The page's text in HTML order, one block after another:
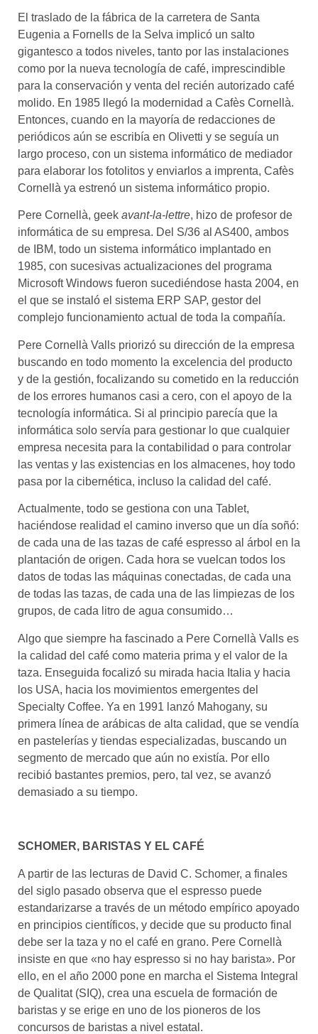
El traslado de la fábrica de la carretera de Santa
Eugenia a Fornells de la Selva implicó un salto
gigantesco a todos niveles, tanto por las instalaciones
como por la nueva tecnología de café, imprescindible
para la conservación y venta del recién autorizado café
molido. En 1985 llegó la modernidad a Cafès Cornellà.
Entonces, cuando en la mayoría de redacciones de
periódicos aún se escribía en Olivetti y se seguía un
largo proceso, con un sistema informático de mediador
para elaborar los fotolitos y enviarlos a imprenta, Cafès
Cornellà ya estrenó un sistema informático propio.
Pere Cornellà, geek avant-la-lettre, hizo de profesor de
informática de su empresa. Del S/36 al AS400, ambos
de IBM, todo un sistema informático implantado en
1985, con sucesivas actualizaciones del programa
Microsoft Windows fueron sucediéndose hasta 2004, en
el que se instaló el sistema ERP SAP, gestor del
complejo funcionamiento actual de toda la compañía.
Pere Cornellà Valls priorizó su dirección de la empresa
buscando en todo momento la excelencia del producto
y de la gestión, focalizando su cometido en la reducción
de los errores humanos casi a cero, con el apoyo de la
tecnología informática. Si al principio parecía que la
informática solo servía para gestionar lo que cualquier
empresa necesita para la contabilidad o para controlar
las ventas y las existencias en los almacenes, hoy todo
pasa por la cibernética, incluso la calidad del café.
Actualmente, todo se gestiona con una Tablet,
haciéndose realidad el camino inverso que un día soñó:
de cada una de las tazas de café espresso al árbol en la
plantación de origen. Cada hora se vuelcan todos los
datos de todas las máquinas conectadas, de cada una
de todas las tazas, de cada una de las limpiezas de los
grupos, de cada litro de agua consumido…
Algo que siempre ha fascinado a Pere Cornellà Valls es
la calidad del café como materia prima y el valor de la
taza. Enseguida focalizó su mirada hacia Italia y hacia
los USA, hacia los movimientos emergentes del
Specialty Coffee. Ya en 1991 lanzó Mahogany, su
primera línea de arábicas de alta calidad, que se vendía
en pastelerías y tiendas especializadas, buscando un
segmento de mercado que aún no existía. Por ello
recibió bastantes premios, pero, tal vez, se avanzó
demasiado a su tiempo.
SCHOMER, BARISTAS Y EL CAFÉ
A partir de las lecturas de David C. Schomer, a finales
del siglo pasado observa que el espresso puede
estandarizarse a través de un método empírico apoyado
en principios científicos, y decide que su producto final
debe ser la taza y no el café en grano. Pere Cornellà
insiste en que «no hay espresso si no hay barista». Por
ello, en el año 2000 pone en marcha el Sistema Integral
de Qualitat (SIQ), crea una escuela de formación de
baristas y se erige en uno de los pioneros de los
concursos de baristas a nivel estatal.